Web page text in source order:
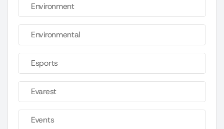
Environment
Environmental
Esports
Evarest
Events